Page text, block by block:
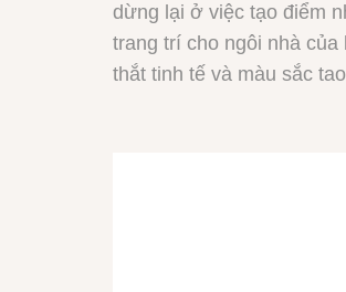
dừng lại ở việc tạo điểm
trang trí cho ngôi nhà
thắt tinh tế và màu sắc